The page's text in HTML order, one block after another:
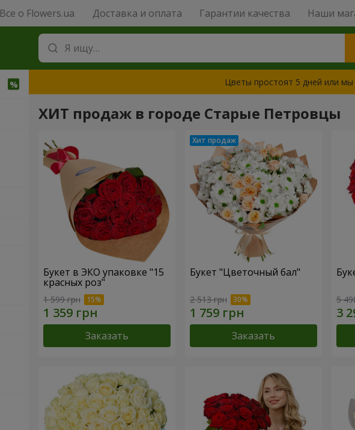
Все о Flowers.ua Доставка и оплата Гарантии качества Наши
Цветы простоят 5 дней или мы
ХИТ продаж в городе Старые Петровцы
Букет в ЭКО упаковке "15
красных роз"
1 599 грн
Заказать
Букет "Цветочный бал"
2 513 грн
Заказать
5